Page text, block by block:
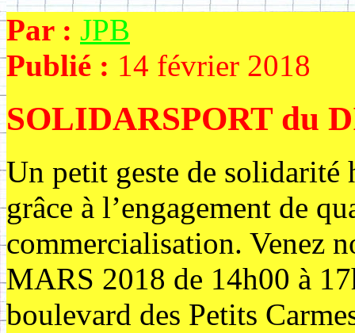
Par : JPB
Publié : 14 février 2018
SOLIDARSPORT du
Un petit geste de solidarité
grâce à l’engagement de
commercialisation. Venez
MARS 2018 de 14h00 à
boulevard des Petits